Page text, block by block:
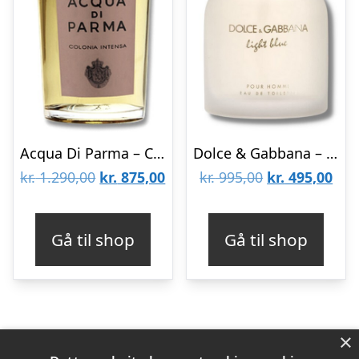
Acqua Di Parma – Colonia Intensa – 100 ml – Edc
kr.1.290,00 Den
kr. 1.290,00.
kr. 875,00Den
kr. 875,00.
Gå til shop
Dolce & Gabbana – Light Blue Homme – 125 ml – Edt
kr.995,00 Den
kr. 995,00.
kr. 495,00Den
kr.
Gå til shop
×